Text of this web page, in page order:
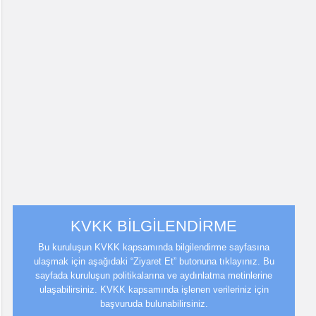
KVKK BİLGİLENDİRME
Bu kuruluşun KVKK kapsamında bilgilendirme sayfasına
ulaşmak için aşağıdaki “Ziyaret Et” butonuna tıklayınız. Bu
sayfada kuruluşun politikalarına ve aydınlatma metinlerine
ulaşabilirsiniz. KVKK kapsamında işlenen verileriniz için
başvuruda bulunabilirsiniz.